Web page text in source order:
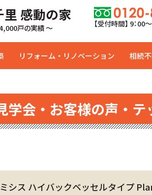
里 感動の家
戸の実績 ～ 【受付時間】 9：
リフォーム・リノベーション 相続
学会・お客様の声・
シス ハイバックベッセルタイプ